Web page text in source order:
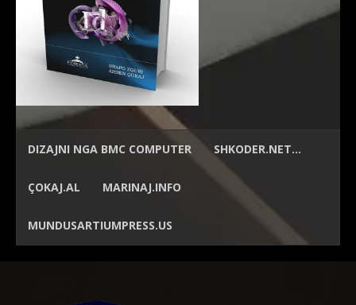
DIZAJNI NGA BMC COMPUTER SHKODER.NET…
ÇOKAJ.AL MARINAJ.INFO
MUNDUSARTIUMPRESS.US